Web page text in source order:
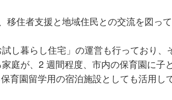
トップページ
住者支援と地域住民との交流を図って
し暮らし住宅」の運営も行っており、
庭が、2 週間程度、市内の保育園に子
育園留学用の宿泊施設としても活用し